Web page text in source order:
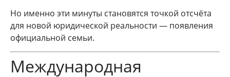
Но именно эти минуты становятся точкой отсчёта
для новой юридической реальности — появления
официальной семьи.
Международная